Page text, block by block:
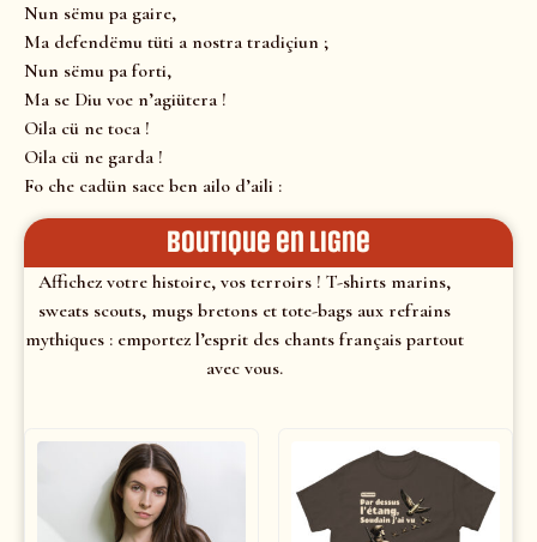
Nun sëmu pa gaire,
Ma defendëmu tüti a nostra tradiçiun ;
Nun sëmu pa forti,
Ma se Diu voe n’agiütera !
Oila cü ne toca !
Oila cü ne garda !
Fo che cadün sace ben ailo d’aili :
Boutique en ligne
Affichez votre histoire, vos terroirs ! T-shirts marins,
sweats scouts, mugs bretons et tote-bags aux refrains
mythiques : emportez l’esprit des chants français partout
avec vous.